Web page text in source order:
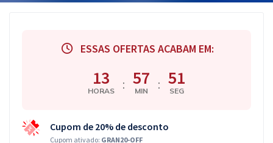
ESSAS OFERTAS ACABAM EM:
13
HORAS : 57
MIN : 50
SEG
Cupom de 20% de desconto
Cupom ativado: GRAN20-OFF